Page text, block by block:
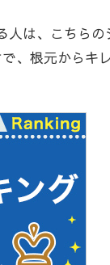
は、こちらの
、根元からキ